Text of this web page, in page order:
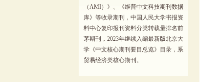
（AMI）》、《维普中文科技期刊数据
库》等收录期刊，中国人民大学书报资
料中心复印报刊资料分类转载量排名前
茅期刊，2023年继续入编最新版北京大
学《中文核心期刊要目总览》目录，系
贸易经济类核心期刊。